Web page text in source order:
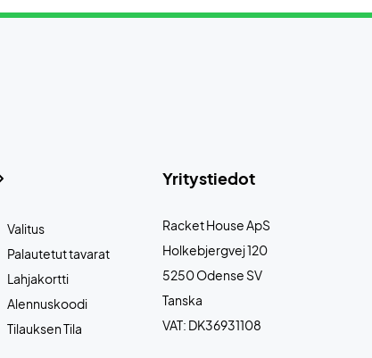
Yritystiedot
Racket House ApS
Holkebjergvej 120
5250 Odense SV
Tanska
VAT: DK36931108
Valitus
Palautetut tavarat
Lahjakortti
Alennuskoodi
Tilauksen Tila